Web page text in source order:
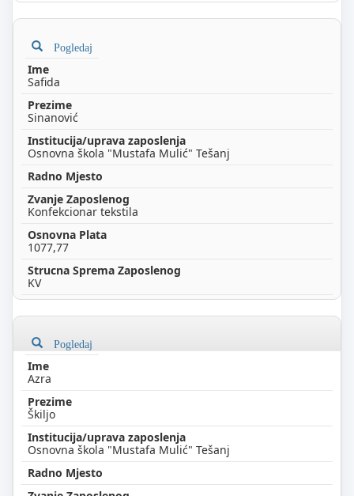
Pogledaj
Safida
Sinanović
Osnovna škola "Mustafa Mulić" Tešanj
Konfekcionar tekstila
1077,77
KV
Pogledaj
Azra
Škiljo
Osnovna škola "Mustafa Mulić" Tešanj